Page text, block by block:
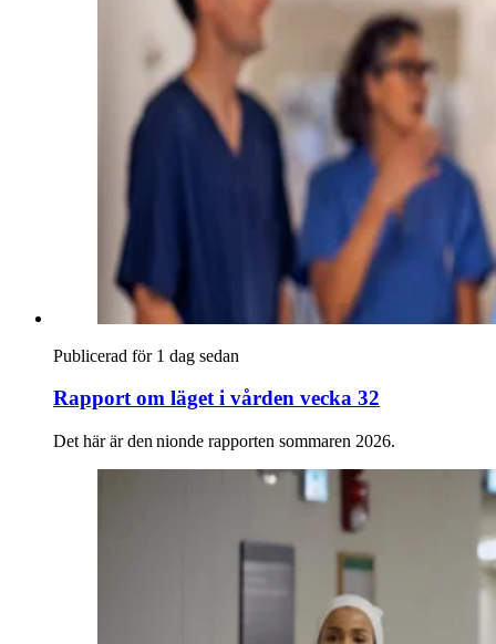
Publicerad för 1 dag sedan
Rapport om läget i vården vecka 32
Det här är den nionde rapporten sommaren 2026.